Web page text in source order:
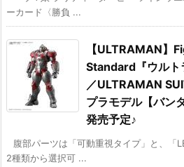
ーカード〈勝負 ...
【ULTRAMAN】
Standard『ウルト
／ULTRAMAN
プラモデル【バン
発売予定♪
腹部パーツは「可動重視タイプ」と、「
2種類から選択可 ...